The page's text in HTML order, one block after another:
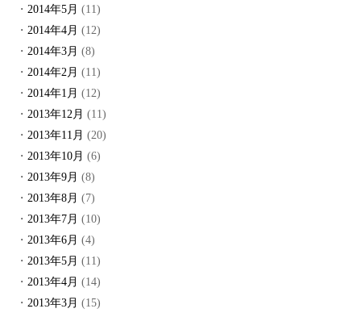
2014年5月 (11)
2014年4月 (12)
2014年3月 (8)
2014年2月 (11)
2014年1月 (12)
2013年12月 (11)
2013年11月 (20)
2013年10月 (6)
2013年9月 (8)
2013年8月 (7)
2013年7月 (10)
2013年6月 (4)
2013年5月 (11)
2013年4月 (14)
2013年3月 (15)